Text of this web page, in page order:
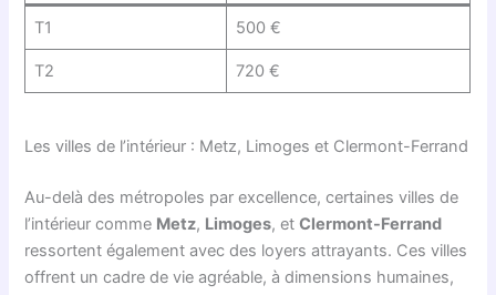
T1 500 €
T2 720 €
Les villes de l’intérieur : Metz, Limoges et Clermont-Ferrand
Au-delà des métropoles par excellence, certaines villes de
l’intérieur comme Metz, Limoges, etClermont-Ferrand
ressortent également avec des loyers attrayants. Ces villes
offrent un cadre de vie agréable, à dimensions humaines,